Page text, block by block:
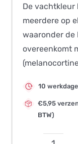
De
meerdere op
waaronder de
overeenkomt
10
€5,95
BTW)